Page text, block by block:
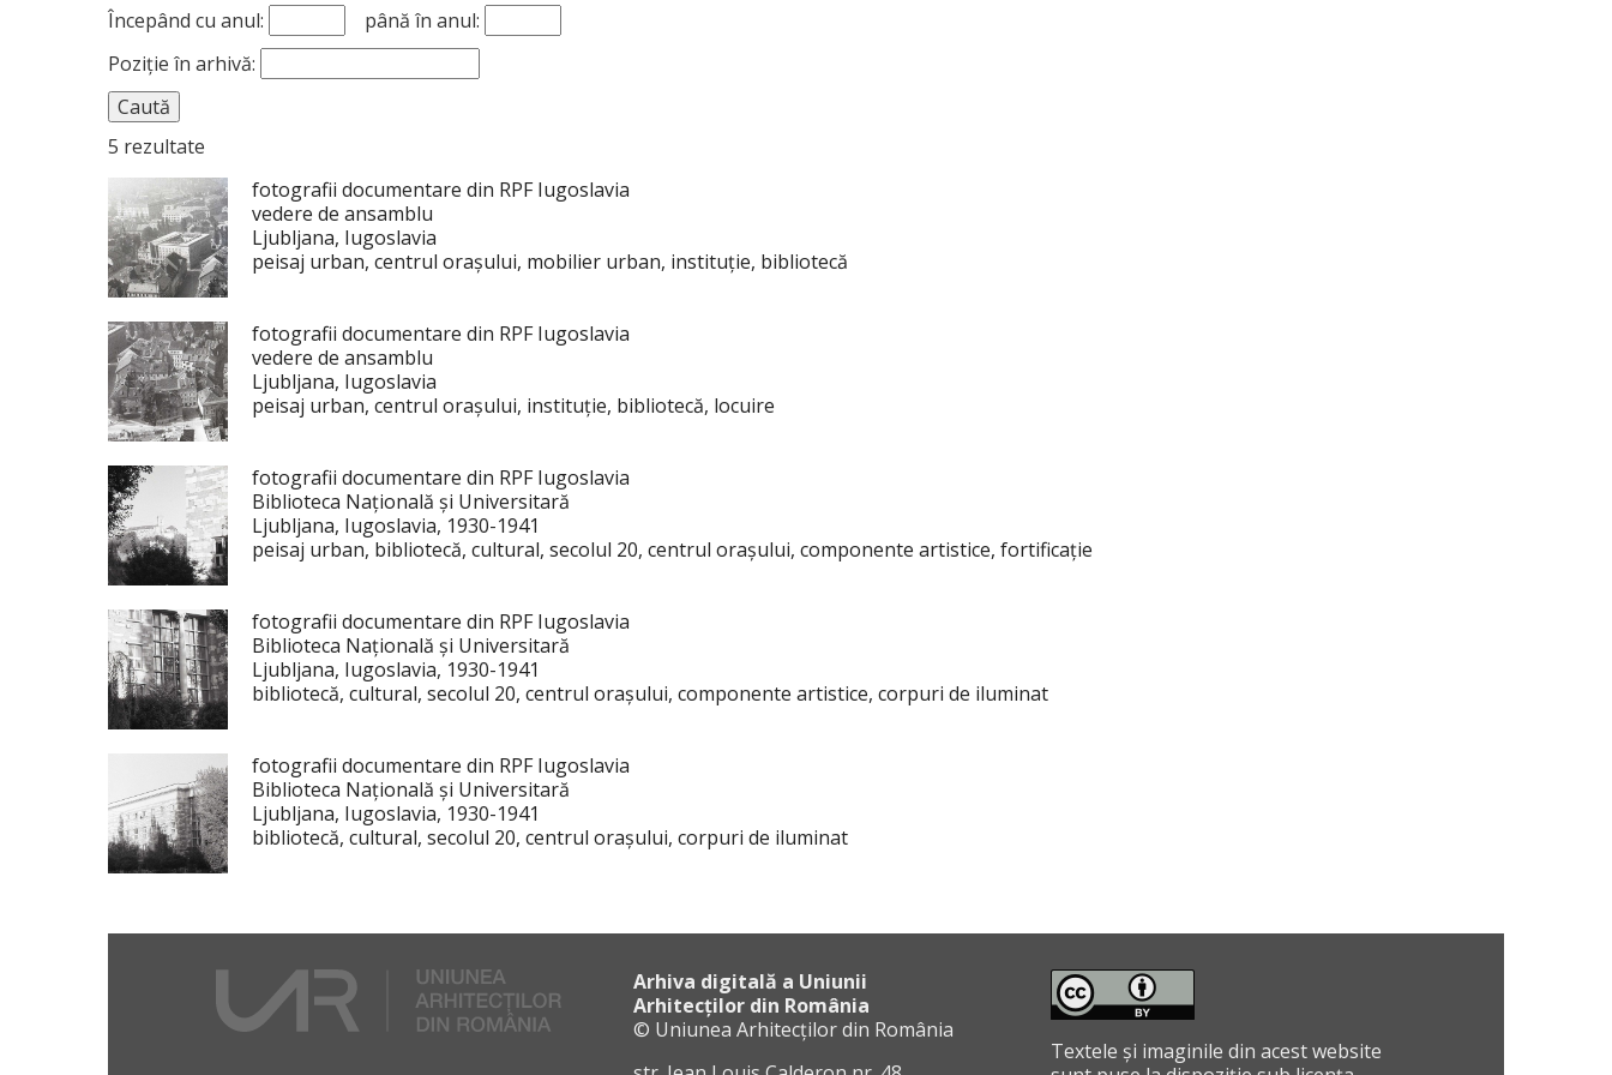
Începând cu anul:
până în anul:
Poziție în arhivă:
5 rezultate
fotografii documentare din RPF Iugoslavia
vedere de ansamblu
Ljubljana, Iugoslavia
peisaj urban, centrul orașului, mobilier urban, instituție, bibliotecă
fotografii documentare din RPF Iugoslavia
vedere de ansamblu
Ljubljana, Iugoslavia
peisaj urban, centrul orașului, instituție, bibliotecă, locuire
fotografii documentare din RPF Iugoslavia
Biblioteca Națională și Universitară
Ljubljana, Iugoslavia, 1930-1941
peisaj urban, bibliotecă, cultural, secolul 20, centrul orașului, componente artistice, fortificație
fotografii documentare din RPF Iugoslavia
Biblioteca Națională și Universitară
Ljubljana, Iugoslavia, 1930-1941
bibliotecă, cultural, secolul 20, centrul orașului, componente artistice, corpuri de iluminat
fotografii documentare din RPF Iugoslavia
Biblioteca Națională și Universitară
Ljubljana, Iugoslavia, 1930-1941
bibliotecă, cultural, secolul 20, centrul orașului, corpuri de iluminat
Arhiva digitală a Uniunii
Arhitecților din România
© Uniunea Arhitecților din România
Textele și imaginile din acest website